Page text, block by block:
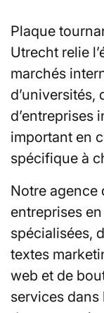
Plaque
Utrecht relie
marchés
d’universités,
d’entreprises
important en
spécifique à
Notre agence
entreprises
spécialisées,
textes
web et de
services dans